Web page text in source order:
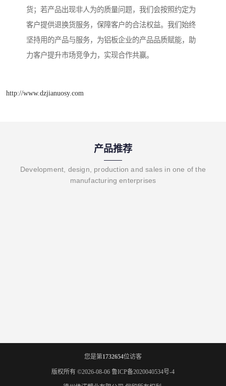
货；若产品出现非人为的质量问题，我们会按照约定为
客户提供退换货服务，保障客户的合法权益。我们始终
坚持用的产品与服务，为铝板企业的产品品质赋能，助
力客户提升市场竞争力，实现合作共赢。
http://www.dzjianuosy.com
产品推荐
Development, design, production and sales in one of the
manufacturing enterprises
您是第1732654位访客
版权所有 ©2026-08-06 鲁ICP备2020040534号-4